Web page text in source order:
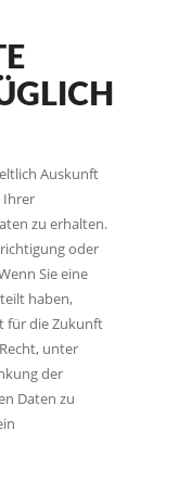
Auskunft
Ihrer
zu erhalten.
oder
Sie eine
haben,
für die Zukunft
unter
der
Daten zu